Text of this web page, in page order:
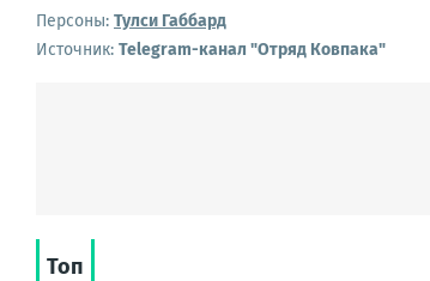
Персоны: Тулси Габбард
Источник: Telegram-канал "Отряд Ковпака"
Топ